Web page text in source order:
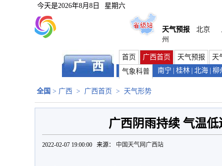
今天是2026年8月8日 星期六
天气预报 北京
州
首页 广西首页 天气预报
天
气象科普
南宁 桂林 北海 柳
全国 > 广西 > 广西首页 > 天气形势
广西阴雨持续 气温
2022-02-07 19:00:00 来源： 中国天气网广西站